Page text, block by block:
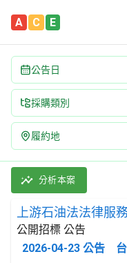
A C E
公告日
採購類別
履約地
上游石油法法律服務
採購類別：勞務類 法
分析本案
上游石油法法律服
公開招標 公告
2026-04-23 公告